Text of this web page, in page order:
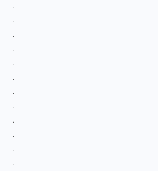
.
.
.
.
.
.
.
.
.
.
.
.